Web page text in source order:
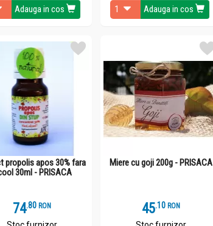
Adauga in cos Adauga in cos
propolis apos 30% fara
30ml - PRISACA
74.8 RON
Miere cu goji 200g - PRISACA
45.1 RON